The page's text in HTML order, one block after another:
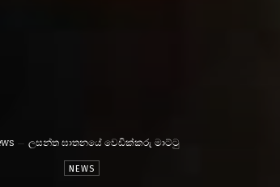
ලසන්ත ඝාතනයේ වෙඩික්කරු මාට්ටු
NEWS